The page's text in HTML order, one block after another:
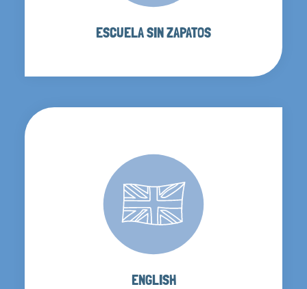
ESCUELA SIN ZAPATOS
ENGLISH